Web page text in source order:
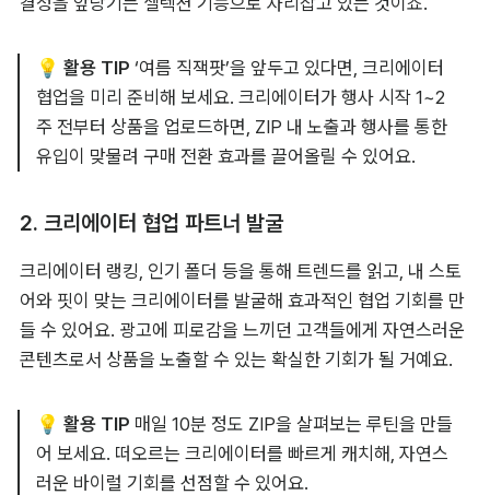
💡 활용 TIP ‘여름 직잭팟’을 앞두고 있다면, 크리에이터
협업을 미리 준비해 보세요. 크리에이터가 행사 시작 1~2
주 전부터 상품을 업로드하면, ZIP 내 노출과 행사를 통한
유입이 맞물려 구매 전환 효과를 끌어올릴 수 있어요.
2. 크리에이터 협업 파트너 발굴
크리에이터 랭킹, 인기 폴더 등을 통해 트렌드를 읽고, 내 스토
어와 핏이 맞는 크리에이터를 발굴해 효과적인 협업 기회를 만
들 수 있어요. 광고에 피로감을 느끼던 고객들에게 자연스러운
콘텐츠로서 상품을 노출할 수 있는 확실한 기회가 될 거예요.
💡 활용 TIP 매일 10분 정도 ZIP을 살펴보는 루틴을 만들
어 보세요. 떠오르는 크리에이터를 빠르게 캐치해, 자연스
러운 바이럴 기회를 선점할 수 있어요.